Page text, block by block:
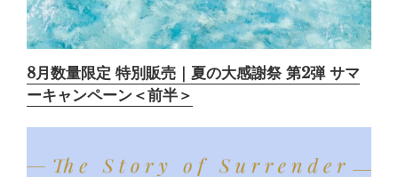
8月数量限定 特別販売｜夏の大感謝祭 第2弾 サマ
ーキャンペーン＜前半＞